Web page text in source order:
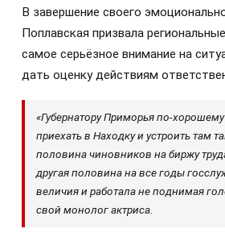
В завершение своего
Поплавская призвала
самое серьёзное внимание на
дать оценку действиям
«Губернатору Приморья по-
приехать в Находку и устроить там
половина чиновников на биржу
другая половина на все годы
величия и работала не поднимая
свой монолог актриса.